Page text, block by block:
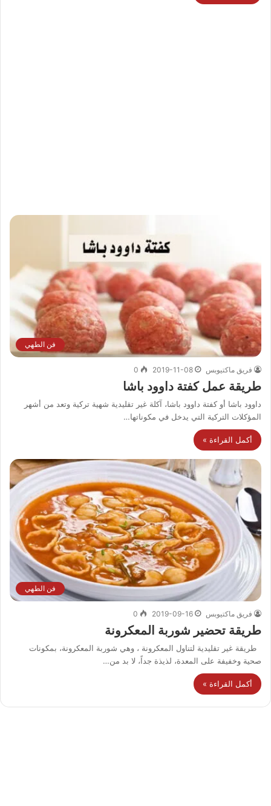
فن الطهي
فريق ماكتيوبس 2019-11-08
0
طريقة عمل كفتة داوود باشا
داوود باشا أو كفتة داوود باشا، آكلة غير تقليدية شهية تركية وتعد من أشهر
المؤكلات التركية التي يدخل في مكوناتها…
أكمل القراءة »
فن الطهي
فريق ماكتيوبس 2019-09-16
0
طريقة تحضير شوربة المعكرونة
طريقة غير تقليدية لتناول المعكرونة ، وهي شوربة المعكرونة، بمكونات
صحية وخفيفة على المعدة، لذيذة جداً، لا بد من…
أكمل القراءة »